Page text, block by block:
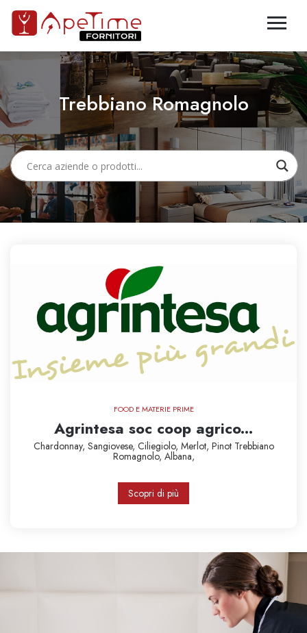
Trebbiano Romagnolo
FOOD E MATERIE PRIME
Agrintesa soc coop agrico...
Chardonnay, Sangiovese, Ciliegiolo, Merlot, Pinot Trebbiano
Romagnolo, Albana,
Scopri di più